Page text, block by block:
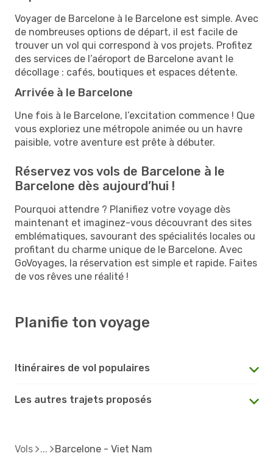
Voyager de Barcelone à le Barcelone est simple. Avec
de nombreuses options de départ, il est facile de
trouver un vol qui correspond à vos projets. Profitez
des services de l’aéroport de Barcelone avant le
décollage : cafés, boutiques et espaces détente.
Arrivée à le Barcelone
Une fois à le Barcelone, l’excitation commence ! Que
vous exploriez une métropole animée ou un havre
paisible, votre aventure est prête à débuter.
Réservez vos vols de Barcelone à le
Barcelone dès aujourd’hui !
Pourquoi attendre ? Planifiez votre voyage dès
maintenant et imaginez-vous découvrant des sites
emblématiques, savourant des spécialités locales ou
profitant du charme unique de le Barcelone. Avec
GoVoyages, la réservation est simple et rapide. Faites
de vos rêves une réalité !
Planifie ton voyage
Itinéraires de vol populaires
Les autres trajets proposés
Vols Barcelone - Viet Nam